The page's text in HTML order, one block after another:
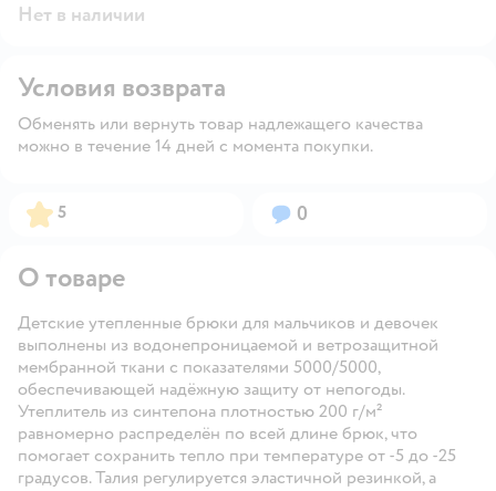
Нет в наличии
Условия возврата
Обменять или вернуть товар надлежащего качества
можно в течение 14 дней с момента покупки.
Рейтинг:
5 Вопросов:
0
О товаре
Детские утепленные брюки для мальчиков и девочек
выполнены из водонепроницаемой и ветрозащитной
мембранной ткани с показателями 5000/5000,
обеспечивающей надёжную защиту от непогоды.
Утеплитель из синтепона плотностью 200 г/м²
равномерно распределён по всей длине брюк, что
помогает сохранить тепло при температуре от -5 до -25
градусов. Талия регулируется эластичной резинкой, а